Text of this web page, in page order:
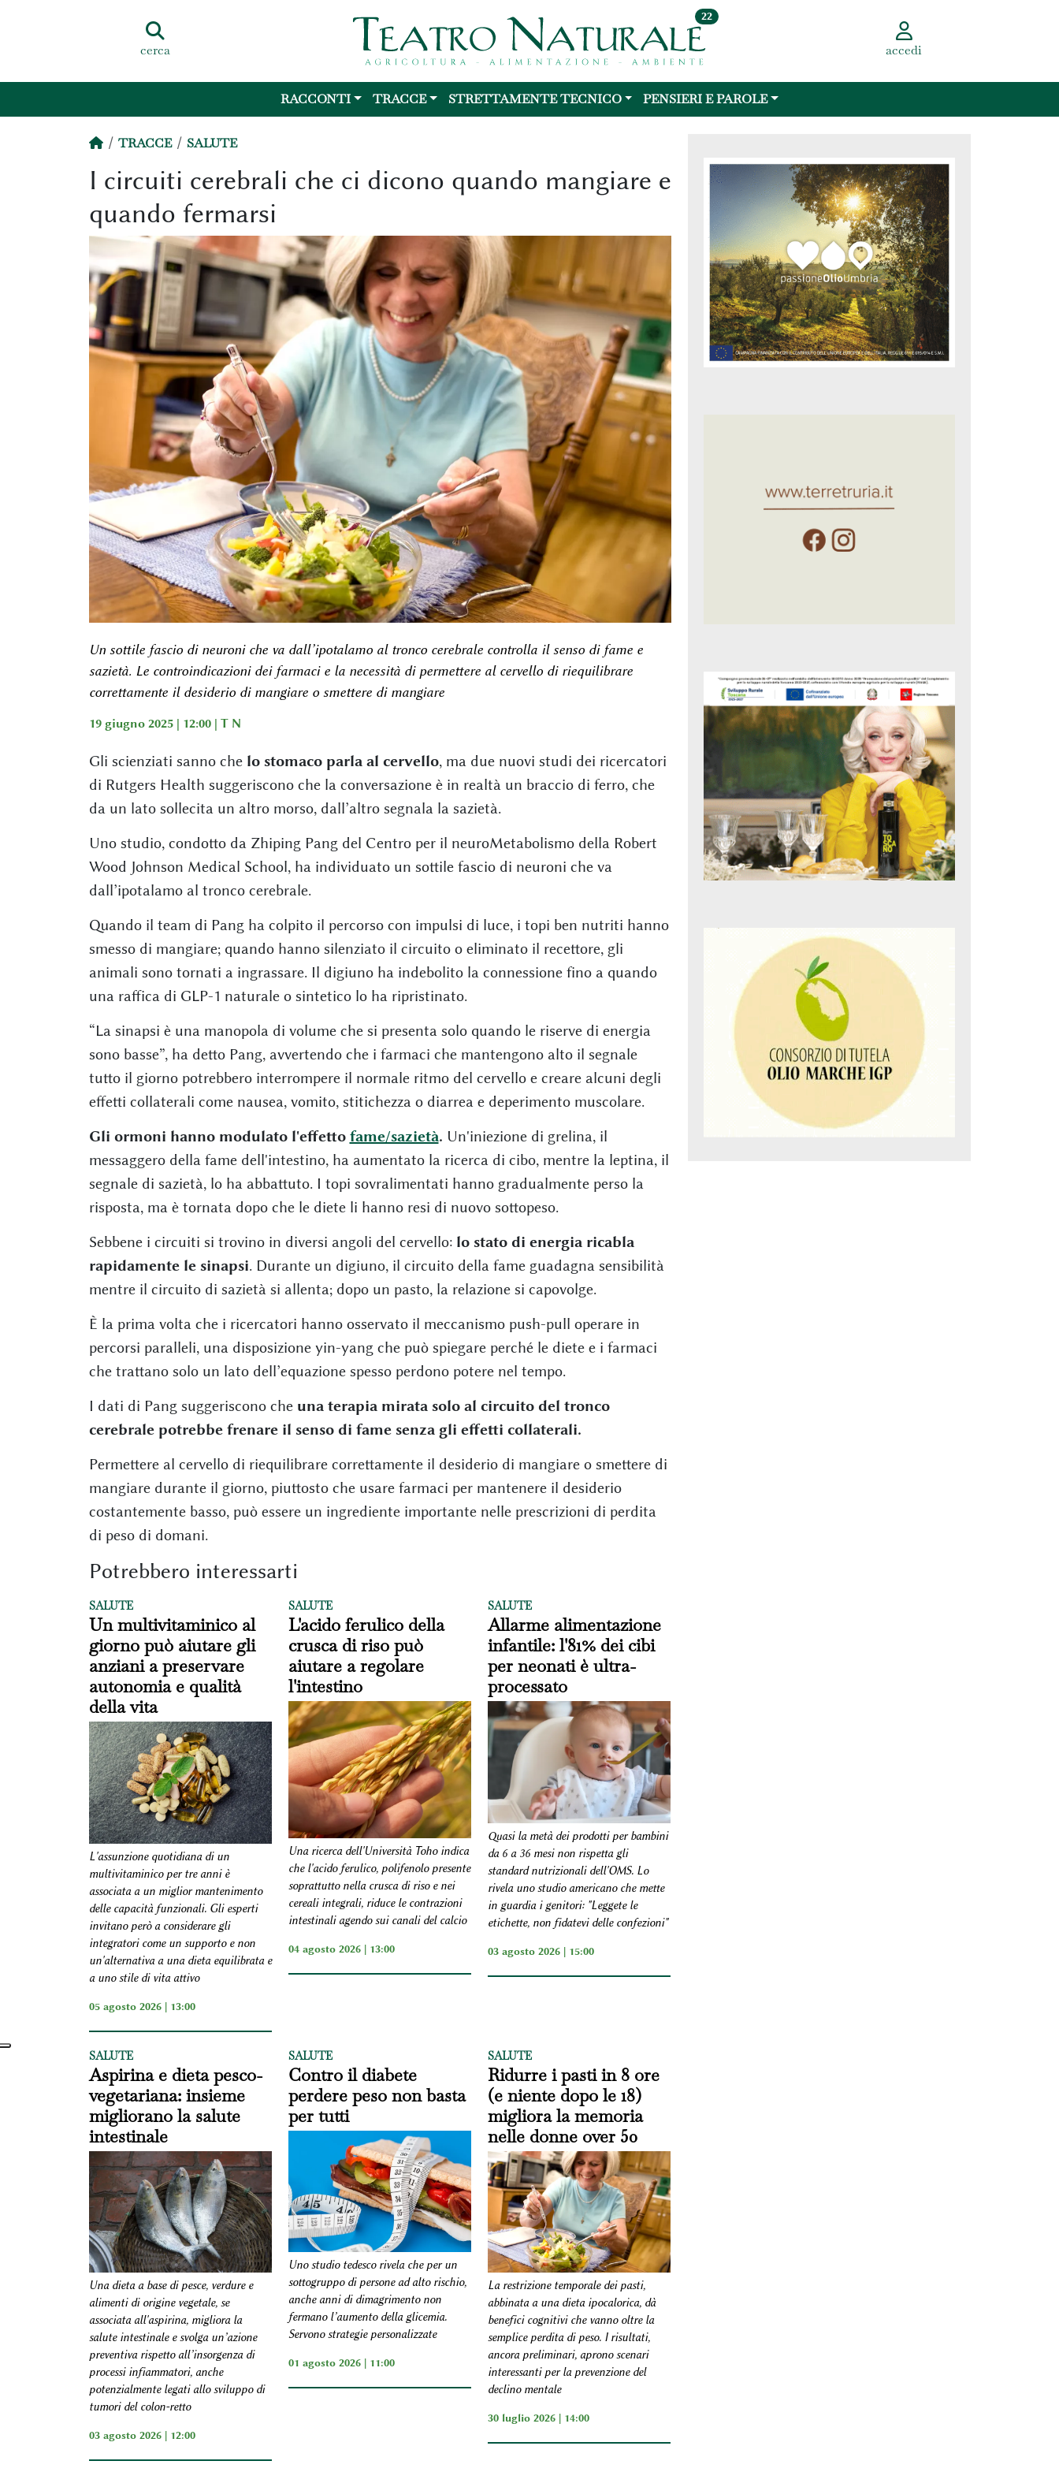
cerca
22
accedi
RACCONTI TRACCE STRETTAMENTE TECNICO PENSIERI E PAROLE
TRACCE SALUTE
I circuiti cerebrali che ci dicono quando mangiare e
quando fermarsi
Un sottile fascio di neuroni che va dall’ipotalamo al tronco cerebrale controlla il senso di fame e
sazietà. Le controindicazioni dei farmaci e la necessità di permettere al cervello di riequilibrare
correttamente il desiderio di mangiare o smettere di mangiare
19 giugno 2025 | 12:00 | T N
Gli scienziati sanno che lo stomaco parla al cervello, ma due nuovi studi dei ricercatori
di Rutgers Health suggeriscono che la conversazione è in realtà un braccio di ferro, che
da un lato sollecita un altro morso, dall’altro segnala la sazietà.
Uno studio, condotto da Zhiping Pang del Centro per il neuroMetabolismo della Robert
Wood Johnson Medical School, ha individuato un sottile fascio di neuroni che va
dall’ipotalamo al tronco cerebrale.
Quando il team di Pang ha colpito il percorso con impulsi di luce, i topi ben nutriti hanno
smesso di mangiare; quando hanno silenziato il circuito o eliminato il recettore, gli
animali sono tornati a ingrassare. Il digiuno ha indebolito la connessione fino a quando
una raffica di GLP-1 naturale o sintetico lo ha ripristinato.
“La sinapsi è una manopola di volume che si presenta solo quando le riserve di energia
sono basse”, ha detto Pang, avvertendo che i farmaci che mantengono alto il segnale
tutto il giorno potrebbero interrompere il normale ritmo del cervello e creare alcuni degli
effetti collaterali come nausea, vomito, stitichezza o diarrea e deperimento muscolare.
Gli ormoni hanno modulato l'effetto fame/sazietà. Un'iniezione di grelina, il
messaggero della fame dell'intestino, ha aumentato la ricerca di cibo, mentre la leptina, il
segnale di sazietà, lo ha abbattuto. I topi sovralimentati hanno gradualmente perso la
risposta, ma è tornata dopo che le diete li hanno resi di nuovo sottopeso.
Sebbene i circuiti si trovino in diversi angoli del cervello: lo stato di energia ricabla
rapidamente le sinapsi. Durante un digiuno, il circuito della fame guadagna sensibilità
mentre il circuito di sazietà si allenta; dopo un pasto, la relazione si capovolge.
È la prima volta che i ricercatori hanno osservato il meccanismo push-pull operare in
percorsi paralleli, una disposizione yin-yang che può spiegare perché le diete e i farmaci
che trattano solo un lato dell’equazione spesso perdono potere nel tempo.
I dati di Pang suggeriscono che una terapia mirata solo al circuito del tronco
cerebrale potrebbe frenare il senso di fame senza gli effetti collaterali.
Permettere al cervello di riequilibrare correttamente il desiderio di mangiare o smettere di
mangiare durante il giorno, piuttosto che usare farmaci per mantenere il desiderio
costantemente basso, può essere un ingrediente importante nelle prescrizioni di perdita
di peso di domani.
Potrebbero interessarti
SALUTE
Un multivitaminico al
giorno può aiutare gli
anziani a preservare
autonomia e qualità
della vita
L'assunzione quotidiana di un
multivitaminico per tre anni è
associata a un miglior mantenimento
delle capacità funzionali. Gli esperti
invitano però a considerare gli
integratori come un supporto e non
un'alternativa a una dieta equilibrata e
a uno stile di vita attivo
05 agosto 2026 | 13:00
SALUTE
L'acido ferulico della
crusca di riso può
aiutare a regolare
l'intestino
Una ricerca dell'Università Toho indica
che l'acido ferulico, polifenolo presente
soprattutto nella crusca di riso e nei
cereali integrali, riduce le contrazioni
intestinali agendo sui canali del calcio
04 agosto 2026 | 13:00
SALUTE
Allarme alimentazione
infantile: l'81% dei cibi
per neonati è ultra-
processato
Quasi la metà dei prodotti per bambini
da 6 a 36 mesi non rispetta gli
standard nutrizionali dell'OMS. Lo
rivela uno studio americano che mette
in guardia i genitori: "Leggete le
etichette, non fidatevi delle confezioni"
03 agosto 2026 | 15:00
SALUTE
Aspirina e dieta pesco-
vegetariana: insieme
migliorano la salute
intestinale
Una dieta a base di pesce, verdure e
alimenti di origine vegetale, se
associata all'aspirina, migliora la
salute intestinale e svolga un’azione
preventiva rispetto all’insorgenza di
processi infiammatori, anche
potenzialmente legati allo sviluppo di
tumori del colon-retto
03 agosto 2026 | 12:00
SALUTE
Contro il diabete
perdere peso non basta
per tutti
Uno studio tedesco rivela che per un
sottogruppo di persone ad alto rischio,
anche anni di dimagrimento non
fermano l’aumento della glicemia.
Servono strategie personalizzate
01 agosto 2026 | 11:00
SALUTE
Ridurre i pasti in 8 ore
(e niente dopo le 18)
migliora la memoria
nelle donne over 50
La restrizione temporale dei pasti,
abbinata a una dieta ipocalorica, dà
benefici cognitivi che vanno oltre la
semplice perdita di peso. I risultati,
ancora preliminari, aprono scenari
interessanti per la prevenzione del
declino mentale
30 luglio 2026 | 14:00